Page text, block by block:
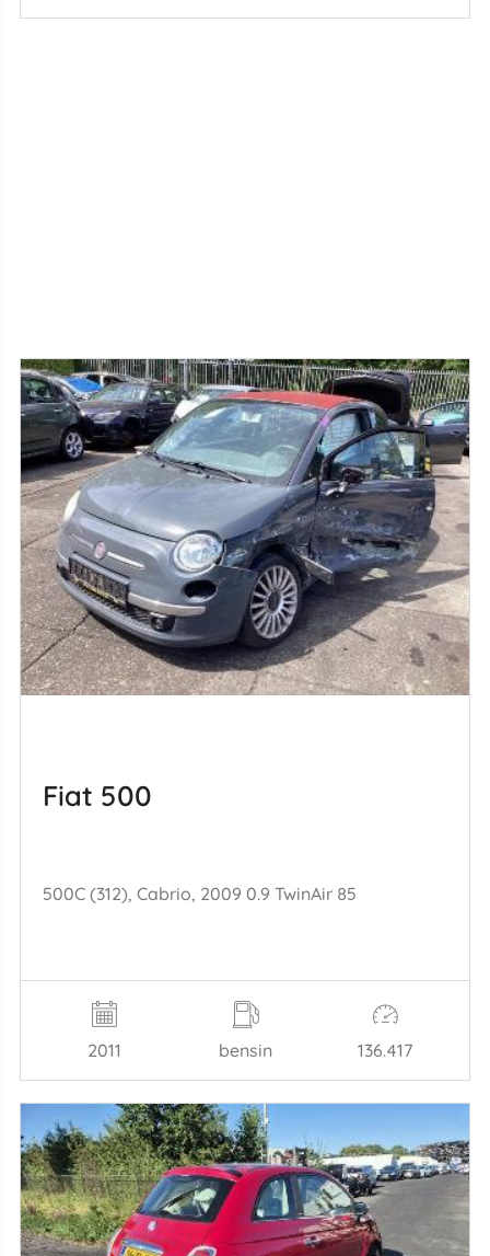
Fiat 500
500C (312), Cabrio, 2009 0.9 TwinAir 85
2011 bensin 136.417